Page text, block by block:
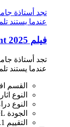
تجد أستاذة
عندما يستند
فيلم After the Hunt 2025 مترجم HD
تجد أستاذة
عندما يستند
القسم
النوع
النوع
الجودة
التقييم